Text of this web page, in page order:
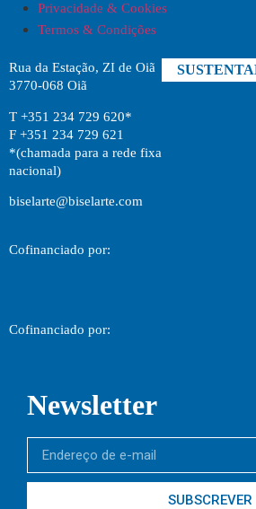
Privacidade & Cookies
Termos & Condições
Rua da Estação, ZI de Oiã
3770-068 Oiã
T +351 234 729 620*
F +351 234 729 621
*(chamada para a rede fixa
nacional)
biselarte@biselarte.com
Cofinanciado por:
Cofinanciado por:
Newsletter
SUBSCREVER